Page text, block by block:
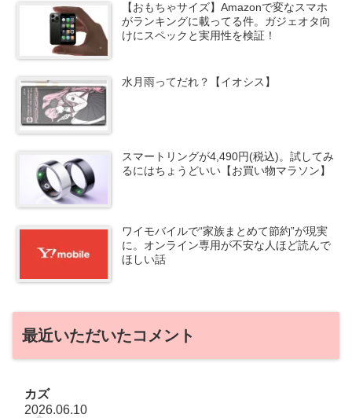
【おもちゃサイズ】Amazonで変なスマホ
がランキングに載ってる件。ガジェオタ向
けにスペックと実用性を検証！
水月雨ってだれ？【イオシス】
スマートリングが4,490円(税込)。試してみ
るにはちょうどいい【お買い物マラソン】
ワイモバイルで“家族まとめて節約”が現実
に。オンライン専用が不安な人ほど読んで
ほしい話
最近いただいたコメント
カズ
2026.06.10